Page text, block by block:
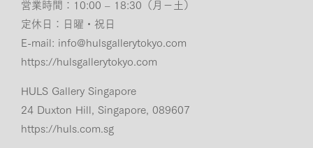
営業時間：10:00 – 18:30（月−土）
定休日：日曜・祝日
E-mail: info@hulsgallerytokyo.com
https://hulsgallerytokyo.com
HULS Gallery Singapore
24 Duxton Hill, Singapore, 089607
https://huls.com.sg